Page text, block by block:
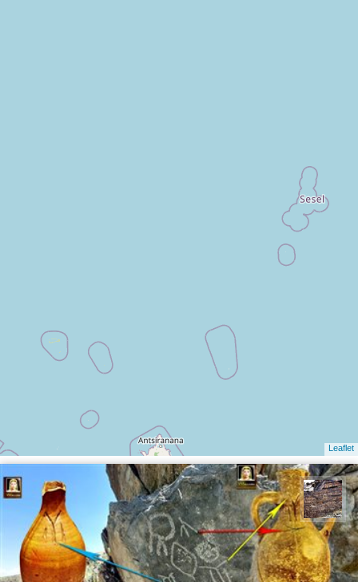
Leaflet
محمد ناصری فرد